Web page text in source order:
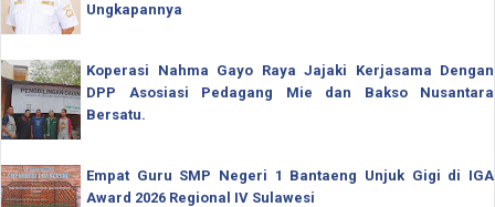
Ungkapannya
Koperasi Nahma Gayo Raya Jajaki Kerjasama Dengan
DPP Asosiasi Pedagang Mie dan Bakso Nusantara
Bersatu.
Empat Guru SMP Negeri 1 Bantaeng Unjuk Gigi di IGA
Award 2026 Regional IV Sulawesi